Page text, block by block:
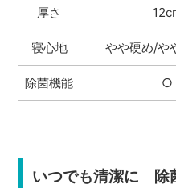
厚さ
寝心地 やや硬め/や
除菌機能 ○
いつでも清潔に 除